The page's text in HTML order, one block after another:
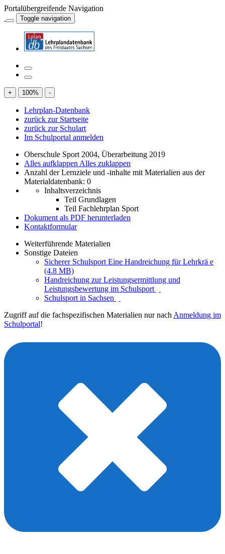
Portalübergreifende Navigation
Toggle navigation
+ 100% -
Lehrplan-Datenbank
zurück zur Startseite
zurück zur Schulart
Im Schulportal anmelden
Oberschule Sport 2004, Überarbeitung 2019
Alles aufklappen Alles zuklappen
Anzahl der Lernziele und -inhalte mit Materialien aus der
Materialdatenbank: 0
Inhaltsverzeichnis
Teil Grundlagen
Teil Fachlehrplan Sport
Dokument als PDF herunterladen
Kontaktformular
Weiterführende Materialien
Sonstige Dateien
Sicherer Schulsport Eine Handreichung für Lehrkrä e
(4.8 MB)
Handreichung zur Leistungsermittlung und
Leistungsbewertung im Schulsport
Schulsport in Sachsen
Zugriff auf die fachspezifischen Materialien nur nach Anmeldung im
Schulportal!